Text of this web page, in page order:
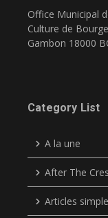
Office Municipal
Culture de
Gambon 18000
Category List
A la une
After The
Articles